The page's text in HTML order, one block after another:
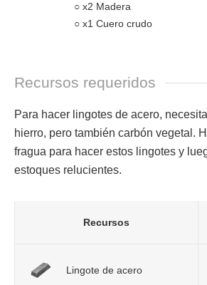
○ x2 Madera
○ x1 Cuero crudo
Recursos requeridos
Para hacer lingotes de acero,
hierro, pero también carbón vegetal.
fragua para hacer estos lingotes y
estoques relucientes.
Recursos
Lingote de acero